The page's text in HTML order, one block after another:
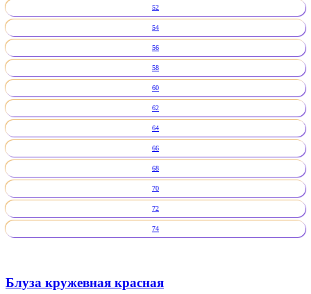
52
54
56
58
60
62
64
66
68
70
72
74
Блуза кружевная красная